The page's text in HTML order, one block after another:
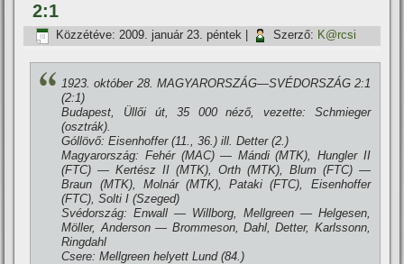
2:1
Közzétéve: 2009. január 23. péntek Szerző: K@rcsi
1923. október 28. MAGYARORSZÁG—SVÉDORSZÁG 2:1
(2:1)
Budapest, Üllői út, 35 000 néző, vezette: Schmieger
(osztrák).
Góllövő: Eisenhoffer (11., 36.) ill. Detter (2.)
Magyarország: Fehér (MAC) — Mándi (MTK), Hungler II
(FTC) — Kertész II (MTK), Orth (MTK), Blum (FTC) —
Braun (MTK), Molnár (MTK), Pataki (FTC), Eisenhoffer
(FTC), Solti I (Szeged)
Svédország: Enwall — Willborg, Mellgreen — Helgesen,
Möller, Anderson — Brommeson, Dahl, Detter, Karlssonn,
Ringdahl
Csere: Mellgreen helyett Lund (84.)